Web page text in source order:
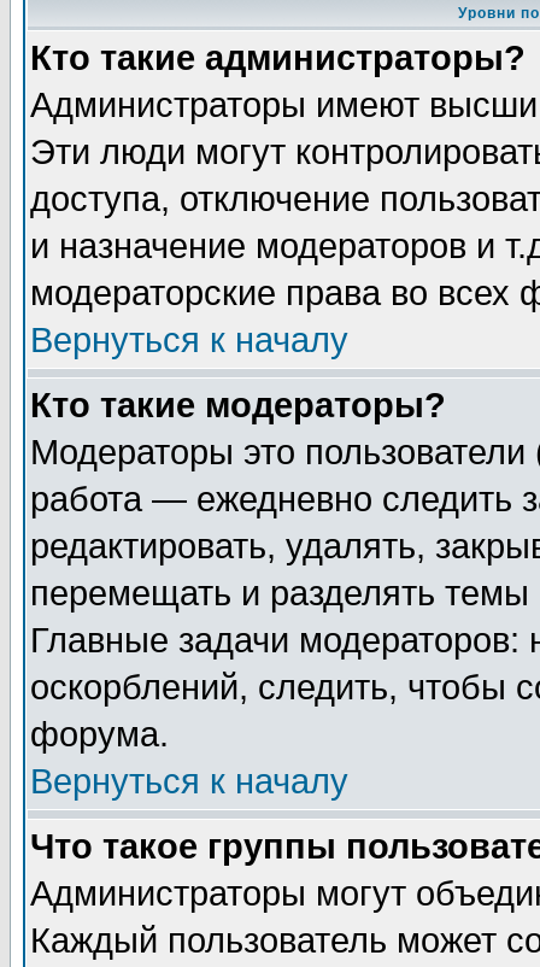
Уровни
Кто такие администраторы?
Администраторы имеют
Эти люди могут
доступа, отключение
и назначение модераторов и
модераторские права во всех
Вернуться к началу
Кто такие модераторы?
Модераторы это
работа — ежедневно следить
редактировать, удалять,
перемещать и разделять
Главные задачи
оскорблений, следить, чтобы
форума.
Вернуться к началу
Что такое группы
Администраторы могут
Каждый пользователь может